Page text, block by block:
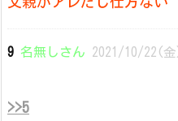
9 名無しさん 2021/10/22(
>>5